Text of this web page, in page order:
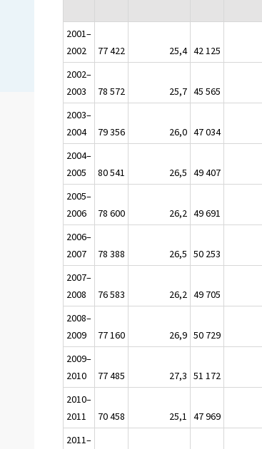
2001–
2002
77 422 25,4 42 125
2002–
2003
78 572 25,7 45 565
2003–
2004
79 356 26,0 47 034
2004–
2005
80 541 26,5 49 407
2005–
2006
78 600 26,2 49 691
2006–
2007
78 388 26,5 50 253
2007–
2008
76 583 26,2 49 705
2008–
2009
77 160 26,9 50 729
2009–
2010
77 485 27,3 51 172
2010–
2011
70 458 25,1 47 969
2011–